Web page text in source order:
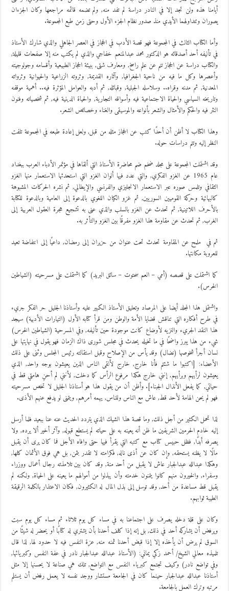
أيامنا هذه ولن تجد إلا في النادر دراسة لم تفد منه, ولم تضمه قائمه مراجعها وكان الجزءان
يصوران وتتداولهما الأيدي منذ صدور نظام الجزء الأول وحتى زمن طبع المجموعة.
وأما الكتاب الثالث في المجموعة فهو قصة الأدب في الحجاز في العصر الجاهلي والذي شارك الأستاذ
في تأليفه أحد أصدقائه هو الدكتور محمد عبدالمنعم خفاجي والذي لم يكتب منه إلا صفحات قليلة,
والكتاب دراسة عن الحجاز تنم عن علم راسخ, ومعارف شتى, ببيئة الحجاز الطبيعية وأقسامه وجولوجيته
وأعصرها وكل ما فيه من ناحية الجغرافيا, وآثاره القديمة, وثروته الزراعية والحيوانية وثرواته
المعدنية, ثم مدنه وقراه.. وسلاسله الجبلية, وقبائله, ثم أدبه والعوامل المؤثرة فيه.. أهمية موقفه
وتاريخه السياسي والحياة الاجتماعية فيه وأسواقه التجارية, والحياة الدينية فيه, ثم شخصياته وفنون
النثر فيه والحكم والأمثال والشعر بأنواعه والموسيقى والغناء وخصائص الشعر.
وهذا الكتاب لا أظن أن أحدًا كتب عن الحجاز مثله من قبل, ولعل إعادة طبعه في المجموعة تلفت
النظر إليه وتتم دراسات حوله.
وقد اشتملت المجموعة على مجلد ضخم ضم محاضرة الأستاذ التي ألقاها في مؤتمر الأدباء العرب ببغداد
عام 1965 عن الغزو الفكري, والتي عدد فيها ألوان الغزو التي استحدثها الاستعمار منها الغزو
الثقافي وتلمس صوره عبر الاستعمار الانجليزي والفرنسي والإيطالي, ثم نشره الحركات المشبوهة
كالبهائية وحركة القوميين السوريين, ثم غزو الكيان اللغوي بالدعوة إلى العامية وبالدعوة للكتابة
بالأحرف اللاتينية, ثم تحدث عن الغزو بالسلب والذي عنى به تشجيع هجرة العقول العربية إلى
الغرب, ثم تحدث عن مقاومة هذا الغزو مفرقًا بين الغزو والتأثر به.
ثم في ملمح عن المقاومة تحدث تحت عنوان من حزيران إلى رمضان, داعيًا إلى انتفاضة تعيد
للعروبة مكانتها.
كما اشتملت على قصصه (أمي – العم سحتوت – سائق البريد) كما اشتملت على مسرحيته (الشياطين
الخرس).
واشتمل هذا المجلد أيضا على المرصاد وتعليق الأستاذ الكبير عليه وأستاذنا الجليل حر الفكر جريء
في طرح أفكاره التي تناقش قضايا الأمة والوطن ومن قرأ كتابه الأول (التيارات الأدبية) سيجد
هذا النقد الجريء والنزيه لأوضاع كانت موجودة حين تأليفه, وفي المسرحية (الشياطين الخرس)
شيء من هذا يبرز واضحًا في ما تخيله يحدث في مجلس شورى ذاك الزمان فهو يقول في نهايتها على
لسان أجرأ شخوصها (نضال) وقد يأس من الإصلاح وقبل استقالته رئيس المجلس وثنى على ذلك
الأعضاء: [اكتبوا ما شئتم فأنا خارج, خارج لألقى الناس الذين يعيشون بوجه واحد, الذي
يعيشون لرأيهم وبرأيهم, إنني خارج هكذا مرفوع الرأس كما دخلت, لأنني لم أحنِ هامتي قط في
حياتي, كما يفعل الأنذال الجبناء]. وأظن أن من يقول هذا هو أستاذنا الجليل لا تخص مسرحيته
فهو لم يحن الهامة لأحد قط, عاش مع الناس وللناس, يهمه أمرهم, ويتمنى لو يدفع عنهم الأذى.
لذا تحمل الكثير من أجل ذلك, وما قصة هذا الشيك الذي يتردد الحديث عنه عنا ببعيد فلما أرسل
إليه خادم الحرمين الشريفين ما ظن أنه يعينه به على حياته لم يستطع قبوله, وآثر أخير ألا يرده, ولا
يصرفه أبدًا, فظل حبيس كتاب مع كتبه التي يقرأ فيها حتى وافاه الأجل فما كان يرى أن يقبل
مالًا لا يظنه يستحقه, وإن كان عن أذى ناله, فكرامته لا تقدر بثمن, بل هي فوق الأثمان كلها,
وهكذا عبدالله عبدالجبار عاش لا يقبل من أحد منة, وقد كان بين تلامذته رجال أعمال ووزراء
وسفراء, والخيرون منهم كانوا يتمنون خدمته وأن يبذلوا من أموالهم ما يعينه على الحياة, ولكنه لم
يقبل قط مساعدة من أحد, وقد توسل إلى بذل المال له الكثيرون, فكان الاعتذار بالكلمة الرقيقة
الطيبة ثوابهم.
وكان على قلة دخله يصرف على اجتماعنا به في مساء كل يوم ثلاثاء ثم مساء كل يوم سبت
ويرفض أن يشاركه أحد في ذلك, بل إنه إذا كلف أحدنا بأن يشتري له كتابًا أو يحضر له شيئًا من
السوق لم يرض أن يأخذه إلا إذا قبض أحدنا ثمنه منه, عزة النفس فيه لا حدود لها, لذا قال
تلميذه معالي الشيخ/ أحمد زكي يماني: (الأستاذ عبدالله عبدالجبار نادر في عفة النفس وكبريائها,
وفي تواضع نادر) وكيف تجتمع كبرياء النفس مع التواضع, تلك هي صناعة لا يحسنها إلا مثل
أستاذنا عبدالله عبدالجبار حينما كان في الجامعة مستشار ووجد نفسه لا يعمل رفض أن يستلم
مرتبه وترك العمل بالجامعة.